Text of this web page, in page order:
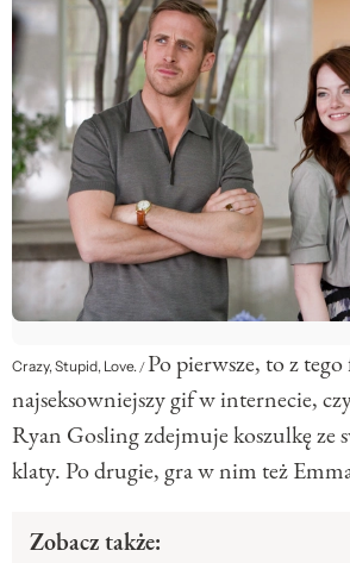
Crazy, Stupid, Love./Po pierwsze, to z
najseksowniejszy gif w internecie,
Ryan Gosling zdejmuje koszulkę ze
klaty. Po drugie, gra w nim też
Zobacz także: